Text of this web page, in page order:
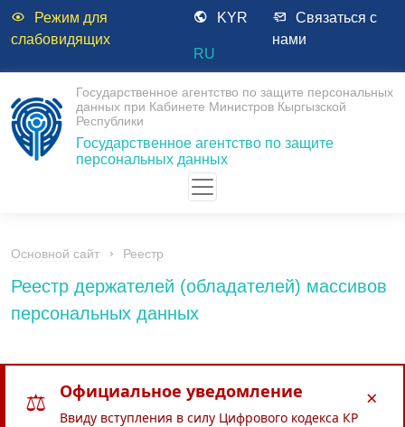
Режим для
слабовидящих
KYR
RU
Связаться с
нами
Государственное агентство по защите персональных
данных при Кабинете Министров Кыргызской
Республики
Государственное агентство по защите
персональных данных
Основной сайт Реестр
Реестр держателей (обладателей) массивов
персональных данных
⚖ Официальное уведомление
Ввиду вступления в силу Цифрового кодекса КР
×